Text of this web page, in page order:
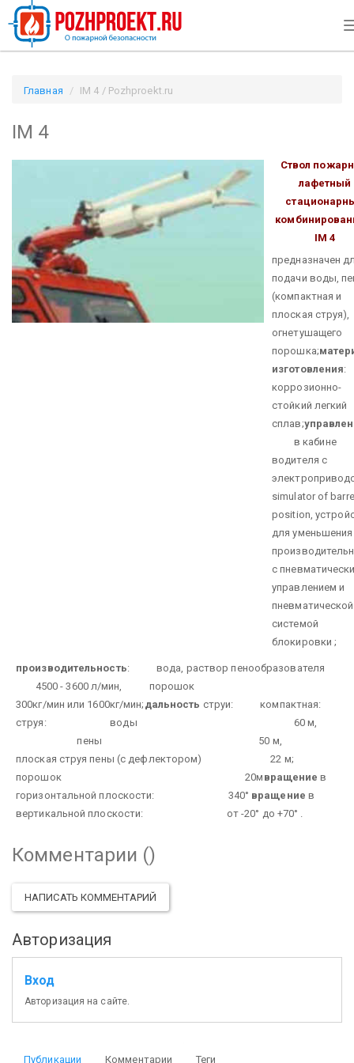
Главная IM 4 / Pozhproekt.ru
IM 4
Ствол
лафетный
IM 4
предназначен
подачи воды,
(компактная и
плоская струя),
огнетушащего
порошка;
изготовления
коррозионно-
стойкий легкий
сплав;
в кабине
водителя с
simulator of
position,
для уменьшения
с
управлением и
пневматической
системой
блокировки ;
производительность:вода, раствор пенообразователя
4500 - 3600 л/мин,
порошок
300кг/мин или 1600кг/мин; дальность струи: компактная:
струя:воды 60 м,
пены 50 м,
плоская струя пены (с дефлектором) 22 м;
порошок 20м вращение в
горизонтальной плоскости: 340° вращение в
вертикальной плоскости: от -20° до +70° .
Комментарии ()
НАПИСАТЬ КОММЕНТАРИЙ
Авторизация
Вход
Авторизация на сайте.
Публикации Комментарии Теги